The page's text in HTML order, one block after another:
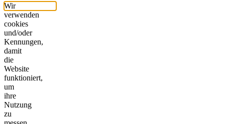
Wir
verwenden
cookies
und/oder
Kennungen,
damit
die
Website
funktioniert,
um
ihre
Nutzung
zu